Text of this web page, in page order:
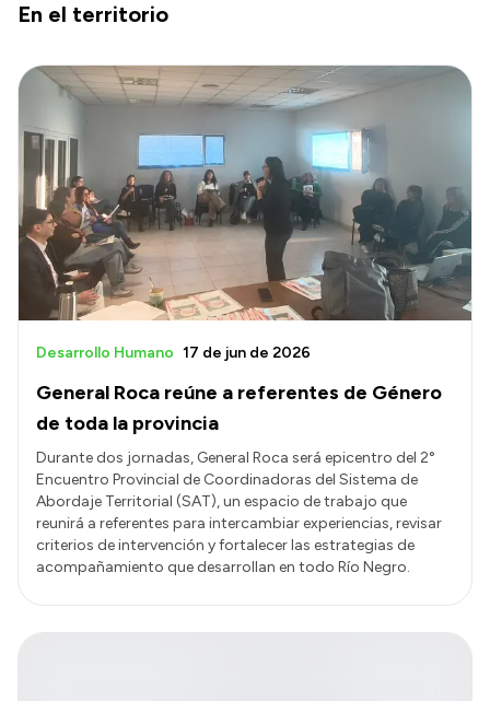
En el territorio
General Roca reúne a referentes de Género
de toda la provincia
Desarrollo Humano 17 de jun de 2026
Durante dos jornadas, General Roca será epicentro del 2°
Encuentro Provincial de Coordinadoras del Sistema de
Abordaje Territorial (SAT), un espacio de trabajo que
reunirá a referentes para intercambiar experiencias, revisar
criterios de intervención y fortalecer las estrategias de
acompañamiento que desarrollan en todo Río Negro.